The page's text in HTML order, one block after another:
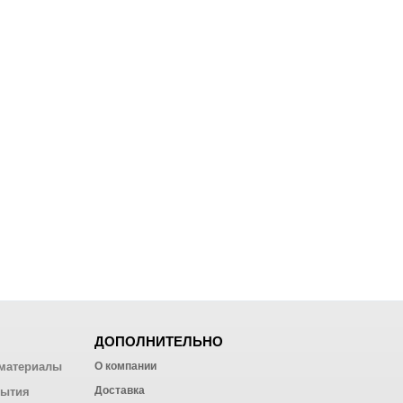
ДОПОЛНИТЕЛЬНО
О компании
Доставка